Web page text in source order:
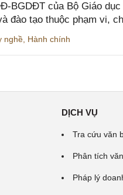
BGDĐT của Bộ Giáo
đào tạo thuộc phạm vi,
nghề, Hành chính
DỊCH VỤ
Tra cứu văn
Phân tích
Pháp lý